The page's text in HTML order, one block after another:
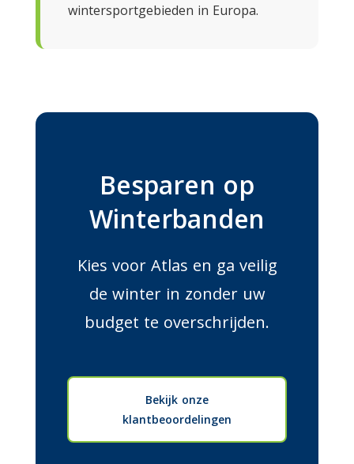
wintersportgebieden in Europa.
Besparen op
Winterbanden
Kies voor Atlas en ga veilig
de winter in zonder uw
budget te overschrijden.
Bekijk onze
klantbeoordelingen